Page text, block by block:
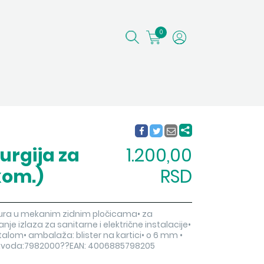
0
za
1.200,00
RSD
u mekanim zidnim pločicama• za
izlaza za sanitarne i električne instalacije•
ambalaža: blister na kartici• o 6 mm •
4006885798205